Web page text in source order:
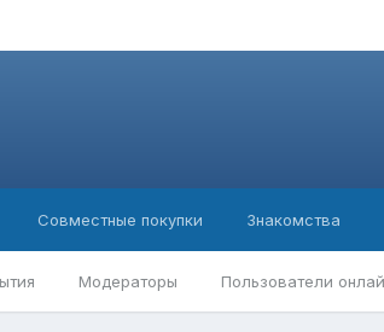
Модераторы Пользователи
Совместные покупки Знакомства